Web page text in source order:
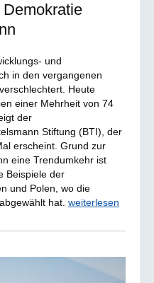
und
in den vergangenen
Heute
einer Mehrheit von 74
der
Stiftung (BTI), der
erscheint. Grund zur
eine Trendumkehr ist
Beispiele der
und Polen, wo die
hat. weiterlesen